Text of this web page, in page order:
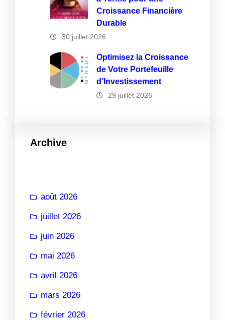
Croissance Financière
Durable
30 juillet 2026
Optimisez la Croissance
de Votre Portefeuille
d’Investissement
29 juillet 2026
Archive
août 2026
juillet 2026
juin 2026
mai 2026
avril 2026
mars 2026
février 2026